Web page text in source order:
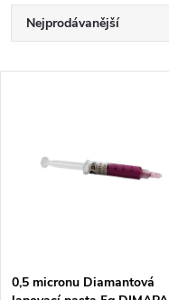
Ř
a
Nejprodávanější
s
0,5 micronu Diamantová